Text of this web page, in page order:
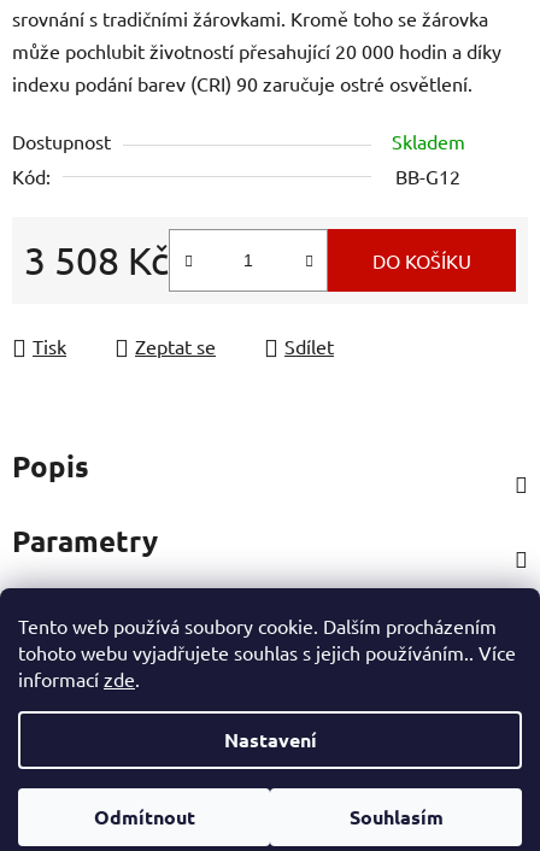
Tento web používá soubory cookie. Dalším procházením
tohoto webu vyjadřujete souhlas s jejich používáním.. Více
informací zde.
Nastavení
Odmítnout Souhlasím
srovnání s tradičními žárovkami. Kromě toho se žárovka
může pochlubit životností přesahující 20 000 hodin a díky
indexu podání barev (CRI) 90 zaručuje ostré osvětlení.
Dostupnost
Skladem
Kód:
BB-G12
3 508 Kč DO KOŠÍKU
Tisk Zeptat se Sdílet
Popis
Parametry
Hodnocení (1)
Ostatní informace
Vytvořil Shoptet
Copyright 2026eshop Hynek Medřický. Všechna práva